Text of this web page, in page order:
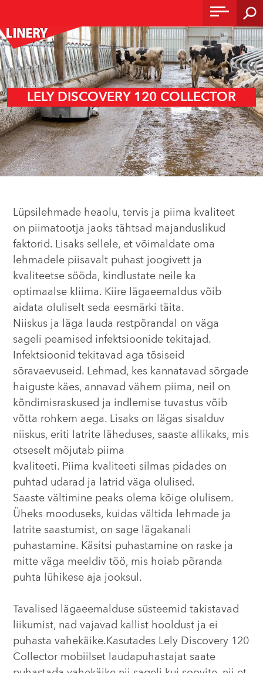
LELY DISCOVERY 120 COLLECTOR
Lüpsilehmade heaolu, tervis ja piima kvaliteet
on piimatootja jaoks tähtsad majanduslikud
faktorid. Lisaks sellele, et võimaldate oma
lehmadele piisavalt puhast joogivett ja
kvaliteetse sööda, kindlustate neile ka
optimaalse kliima. Kiire lägaeemaldus võib
aidata oluliselt seda eesmärki täita.
Niiskus ja läga lauda restpõrandal on väga
sageli peamised infektsioonide tekitajad.
Infektsioonid tekitavad aga tõsiseid
sõravaevuseid. Lehmad, kes kannatavad sõrgade
haiguste käes, annavad vähem piima, neil on
kõndimisraskused ja indlemise tuvastus võib
võtta rohkem aega. Lisaks on lägas sisalduv
niiskus, eriti latrite läheduses, saaste allikaks, mis
otseselt mõjutab piima
kvaliteeti. Piima kvaliteeti silmas pidades on
puhtad udarad ja latrid väga olulised.
Saaste vältimine peaks olema kõige olulisem.
Üheks mooduseks, kuidas vältida lehmade ja
latrite saastumist, on sage lägakanali
puhastamine. Käsitsi puhastamine on raske ja
mitte väga meeldiv töö, mis hoiab põranda
puhta lühikese aja jooksul.
Tavalised lägaeemalduse süsteemid takistavad
liikumist, nad vajavad kallist hooldust ja ei
puhasta vahekäike.Kasutades Lely Discovery 120
Collector mobiilset laudapuhastajat saate